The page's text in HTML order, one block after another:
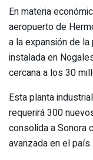
En materia
aeropuerto de
a la expansión de
instalada en
cercana a los 30
Esta planta
requerirá 300
consolida a Sonora
avanzada en el país.